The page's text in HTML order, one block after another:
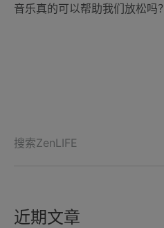
音乐真的可以帮助我们放松吗？
近期文章